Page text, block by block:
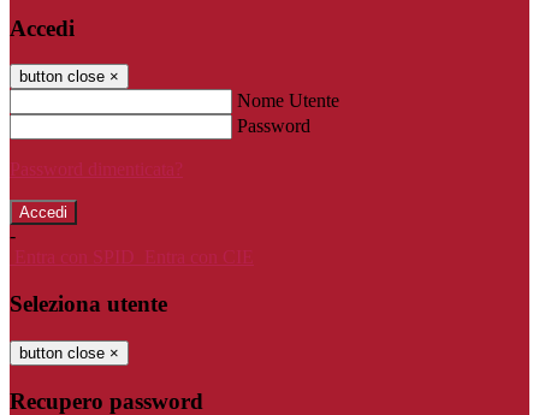
Accedi
button close ×
Nome Utente
Password
Password dimenticata?
-
Entra con SPID
Entra con CIE
Seleziona utente
button close ×
Recupero password